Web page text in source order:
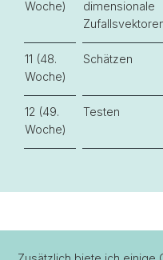
Woche)
dimensionale
11 (48.
Woche)
Schätzen
12 (49.
Woche)
Testen